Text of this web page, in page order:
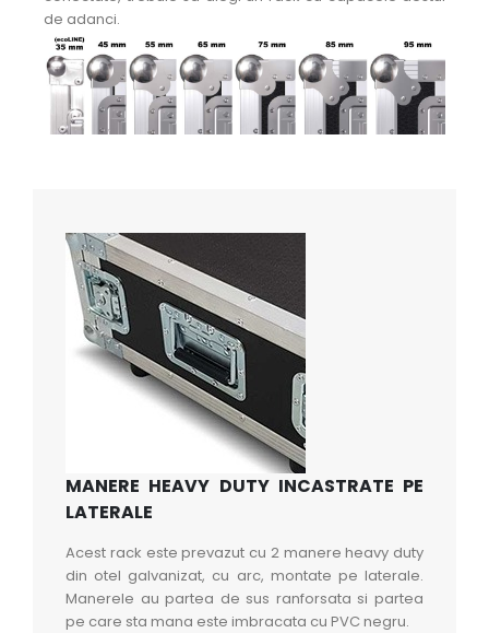
de adanci.
MANERE HEAVY DUTY INCASTRATE PE
LATERALE
Acest rack este prevazut cu 2 manere heavy duty
din otel galvanizat, cu arc, montate pe laterale.
Manerele au partea de sus ranforsata si partea
pe care sta mana este imbracata cu PVC negru.